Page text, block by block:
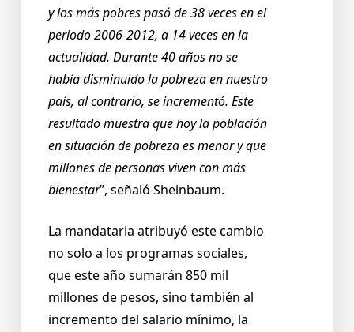
y los más pobres pasó de 38 veces en el
periodo 2006-2012, a 14 veces en la
actualidad. Durante 40 años no se
había disminuido la pobreza en nuestro
país, al contrario, se incrementó. Este
resultado muestra que hoy la población
en situación de pobreza es menor y que
millones de personas viven con más
bienestar”, señaló Sheinbaum.
La mandataria atribuyó este cambio
no solo a los programas sociales,
que este año sumarán 850 mil
millones de pesos, sino también al
incremento del salario mínimo, la